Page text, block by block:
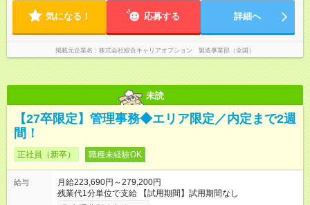
気になる！ 応募する 詳細へ
掲載元企業名 株式会社綜合キャリアオプション 製造事業部（全国）
未読
【27卒限定】管理事務◆エリア限定／内定まで2週
間！
正社員（新卒） 職種未経験OK
給与
月給223,690円～279,200円
残業代1分単位で支給 【試用期間】試用期間なし